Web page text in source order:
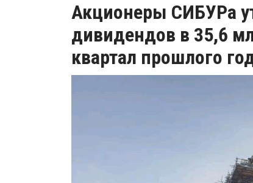
Акционеры СИБУРа
дивидендов в 35,6
квартал прошлого